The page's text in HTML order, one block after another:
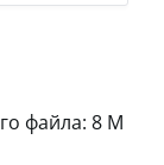
файла: 8 М